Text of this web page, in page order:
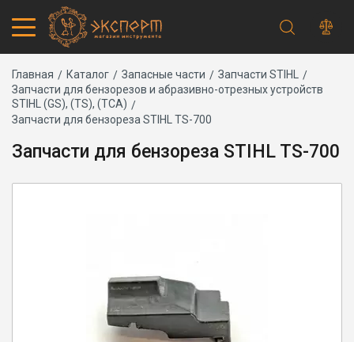
Каталог товаров
Запчасти
Акции
Проверить статус заказа
Основная
Адреса магазинов
Способы оплаты
Правила работы
Плановое техническое обслуживание
Предпродажная подготовка
Заточка и ремонт цепей бензопил и электропил
Заточка ножей газонокосилок
Строка
навигации
Главная Каталог Запасные части
Запчасти STIHL
Запчасти для бензорезов и абразивно-отрезных устройств
STIHL (GS), (TS), (TCA)
Запчасти для бензореза STIHL TS-700
Запчасти для бензореза STIHL TS-700